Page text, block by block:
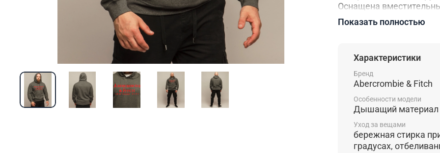
Оснащена
утяжке шнурке.
запястьям и талии.
правильный
движения. В составе
позволяющее Вашему
Показать полностью
Характеристики
Бренд
Abercrombie & Fitch
Особенности модели
Дышащий материал
Уход за вещами
бережная стирка
градусах,